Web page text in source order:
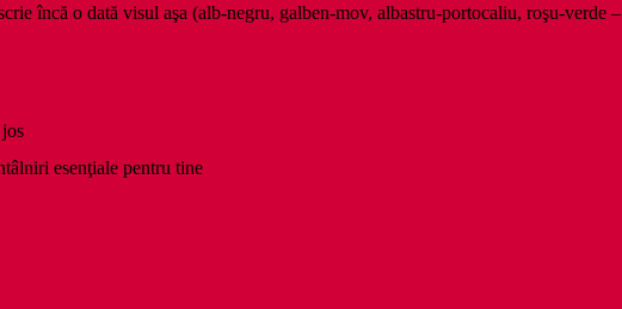
încă o dată visul aşa (alb-negru, galben-mov, albastru-portocaliu, roşu-verde –
esenţiale pentru tine